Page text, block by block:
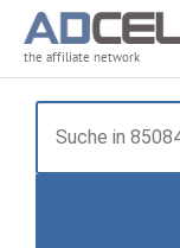
the affiliate network